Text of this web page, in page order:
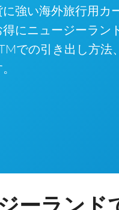
強い海外旅行用カ
にニュージーラン
での引き出し方法